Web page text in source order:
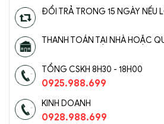
ĐỔI TRẢ TRONG 15 NGÀY NẾU
THANH TOÁN TẠI NHÀ HOẶC
TỔNG CSKH 8H30 - 18H00
0925.988.699
KINH DOANH
0928.988.699